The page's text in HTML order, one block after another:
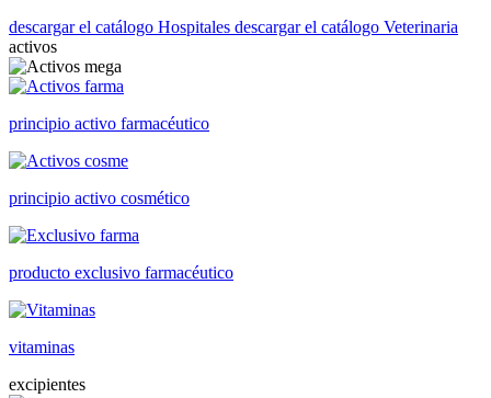
descargar el catálogo Hospitales descargar el catálogo Veterinaria
activos
principio activo farmacéutico
principio activo cosmético
producto exclusivo farmacéutico
vitaminas
excipientes